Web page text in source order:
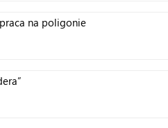
na poligonie